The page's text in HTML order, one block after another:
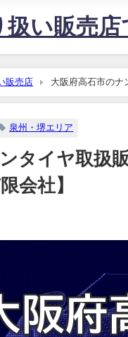
い販売
販売店
大阪府高石市のナ
泉州・堺エリア
タイヤ取扱
会社】